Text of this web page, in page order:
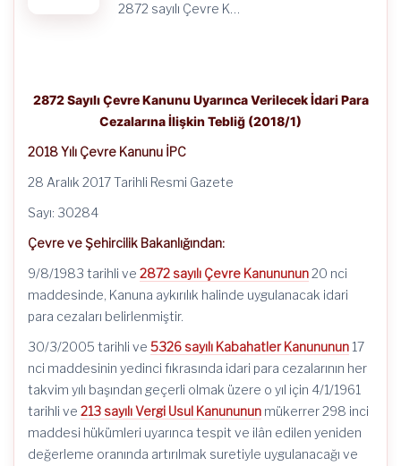
2872 sayılı Çevre K…
2872 Sayılı Çevre Kanunu Uyarınca Verilecek İdari Para
Cezalarına İlişkin Tebliğ (2018/1)
2018 Yılı Çevre Kanunu İPC
28 Aralık 2017 Tarihli Resmi Gazete
Sayı: 30284
Çevre ve Şehircilik Bakanlığından:
9/8/1983 tarihli ve 2872 sayılı Çevre Kanununun20 nci
maddesinde, Kanuna aykırılık halinde uygulanacak idari
para cezaları belirlenmiştir.
30/3/2005 tarihli ve 5326 sayılı Kabahatler Kanununun 17
nci maddesinin yedinci fıkrasında idari para cezalarının her
takvim yılı başından geçerli olmak üzere o yıl için 4/1/1961
tarihli ve 213 sayılı Vergi Usul Kanununun mükerrer 298 inci
maddesi hükümleri uyarınca tespit ve ilân edilen yeniden
değerleme oranında artırılmak suretiyle uygulanacağı ve